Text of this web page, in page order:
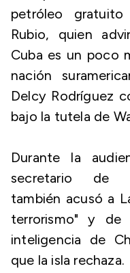
petróleo gratuito
Rubio, quien
Cuba es un poco
nación
Delcy Rodríguez
bajo la tutela de
Durante la
secretario de
también acusó a
terrorismo" y de
inteligencia de
que la isla rechaza.